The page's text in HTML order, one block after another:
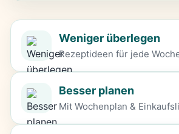
Weniger überlegen
Rezeptideen für jede
Besser planen
Mit Wochenplan &